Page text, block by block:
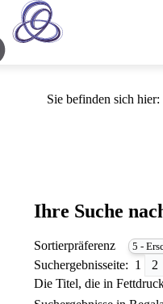
Sie befinden sich hier:
Ihre Suche
Sortierpräferenz
Suchergebnisseite: 1 2
Die Titel, die in